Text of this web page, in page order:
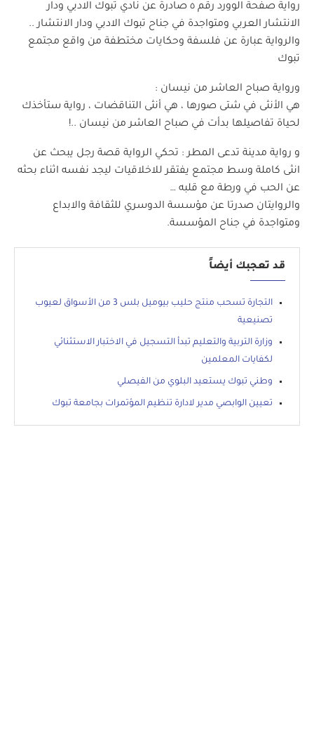
رواية صفحة الوورد رقم ٥ صادرة عن نادي تبوك الادبي ودار
الانتشار العربي ومتواجدة في جناح تبوك الادبي ودار الانتشار ..
والرواية عبارة عن فلسفة وحكايات مختطفة من واقع مجتمع
تبوك
ورواية صباح العاشر من نيسان :
هي الأنثى في شتى صورها ، هي أنثى التناقضات ، رواية ستأخذك
لحياة تفاصيلها بدأت في صباح العاشر من نيسان ..!
و رواية مدينة تدعى المطر : تحكي الرواية قصة رجل يبحث عن
انثى كاملة وسط مجتمع يفتقر للاخلاقيات ليجد نفسه اثناء بحثه
عن الحب في ورطة مع قلبه …
والروايتان صدرتا عن مؤسسة الدوسري للثقافة والابداع
ومتواجدة في جناح المؤسسة.
قد تعجبك أيضاً
التجارة تسحب منتج حليب بيوميل بلس 3 من الأسواق لعيوب
تصنيعية
وزارة التربية والتعليم تبدأ التسجيل في الاختبار الاستثنائي
لكفايات المعلمين
وطني تبوك يستعيد البلوي من الفيصلي
تعيين الوابصي مدير لادارة تنظيم المؤتمرات بجامعة تبوك